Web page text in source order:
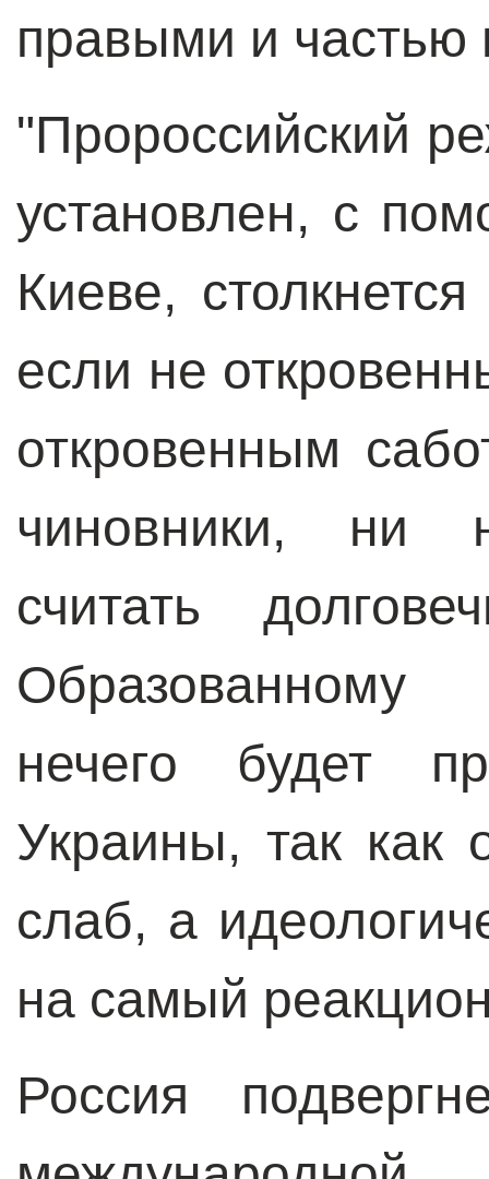
правыми и частью
"Пророссийский
установлен, с
Киеве,
если не
откровенным
чиновники, ни
считать
Образованному
нечего будет
Украины, так как
слаб, а
на самый
Россия